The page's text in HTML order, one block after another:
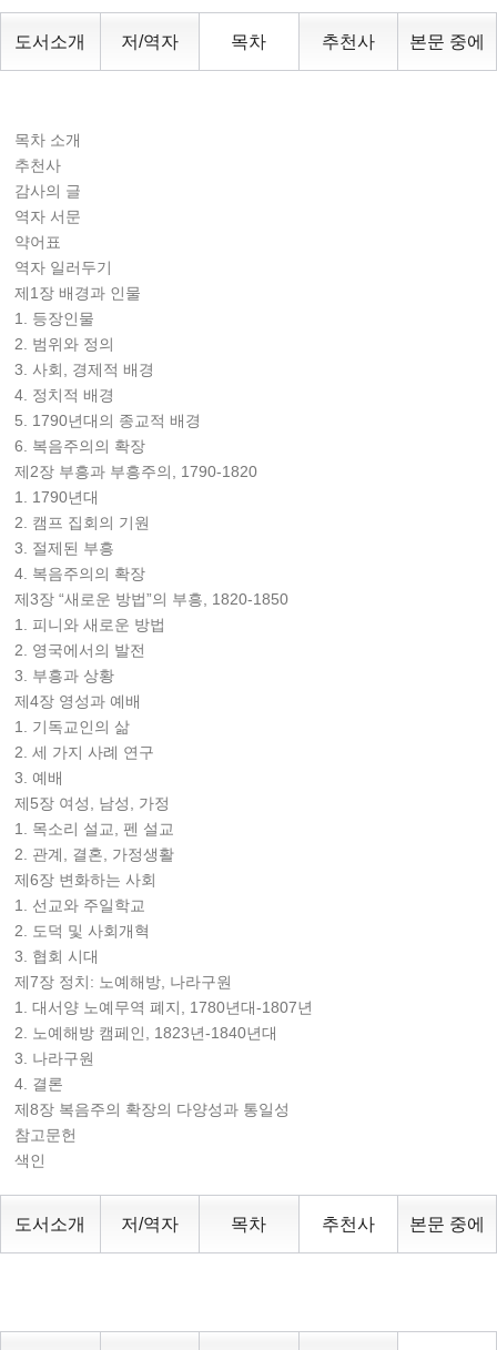
도서소개 저/역자 목차 추천사 본문 중에
목차 소개
추천사
감사의 글
역자 서문
약어표
역자 일러두기
제1장 배경과 인물
1. 등장인물
2. 범위와 정의
3. 사회, 경제적 배경
4. 정치적 배경
5. 1790년대의 종교적 배경
6. 복음주의의 확장
제2장 부흥과 부흥주의, 1790-1820
1. 1790년대
2. 캠프 집회의 기원
3. 절제된 부흥
4. 복음주의의 확장
제3장 “새로운 방법”의 부흥, 1820-1850
1. 피니와 새로운 방법
2. 영국에서의 발전
3. 부흥과 상황
제4장 영성과 예배
1. 기독교인의 삶
2. 세 가지 사례 연구
3. 예배
제5장 여성, 남성, 가정
1. 목소리 설교, 펜 설교
2. 관계, 결혼, 가정생활
제6장 변화하는 사회
1. 선교와 주일학교
2. 도덕 및 사회개혁
3. 협회 시대
제7장 정치: 노예해방, 나라구원
1. 대서양 노예무역 폐지, 1780년대-1807년
2. 노예해방 캠페인, 1823년-1840년대
3. 나라구원
4. 결론
제8장 복음주의 확장의 다양성과 통일성
참고문헌
색인
도서소개 저/역자 목차 추천사 본문 중에